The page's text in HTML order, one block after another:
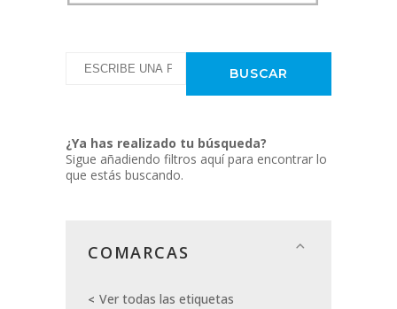
¿Ya has realizado tu búsqueda?
Sigue añadiendo filtros aquí para encontrar lo
que estás buscando.
COMARCAS
Ver todas las etiquetas